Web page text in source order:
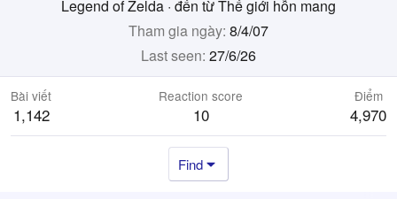
Legend of Zelda · đến từThế giới hỗn mang
Tham gia ngày 8/4/07
Last seen 27/6/26
Bài viết
1,142
Reaction score
10
Điểm
4,970
Find